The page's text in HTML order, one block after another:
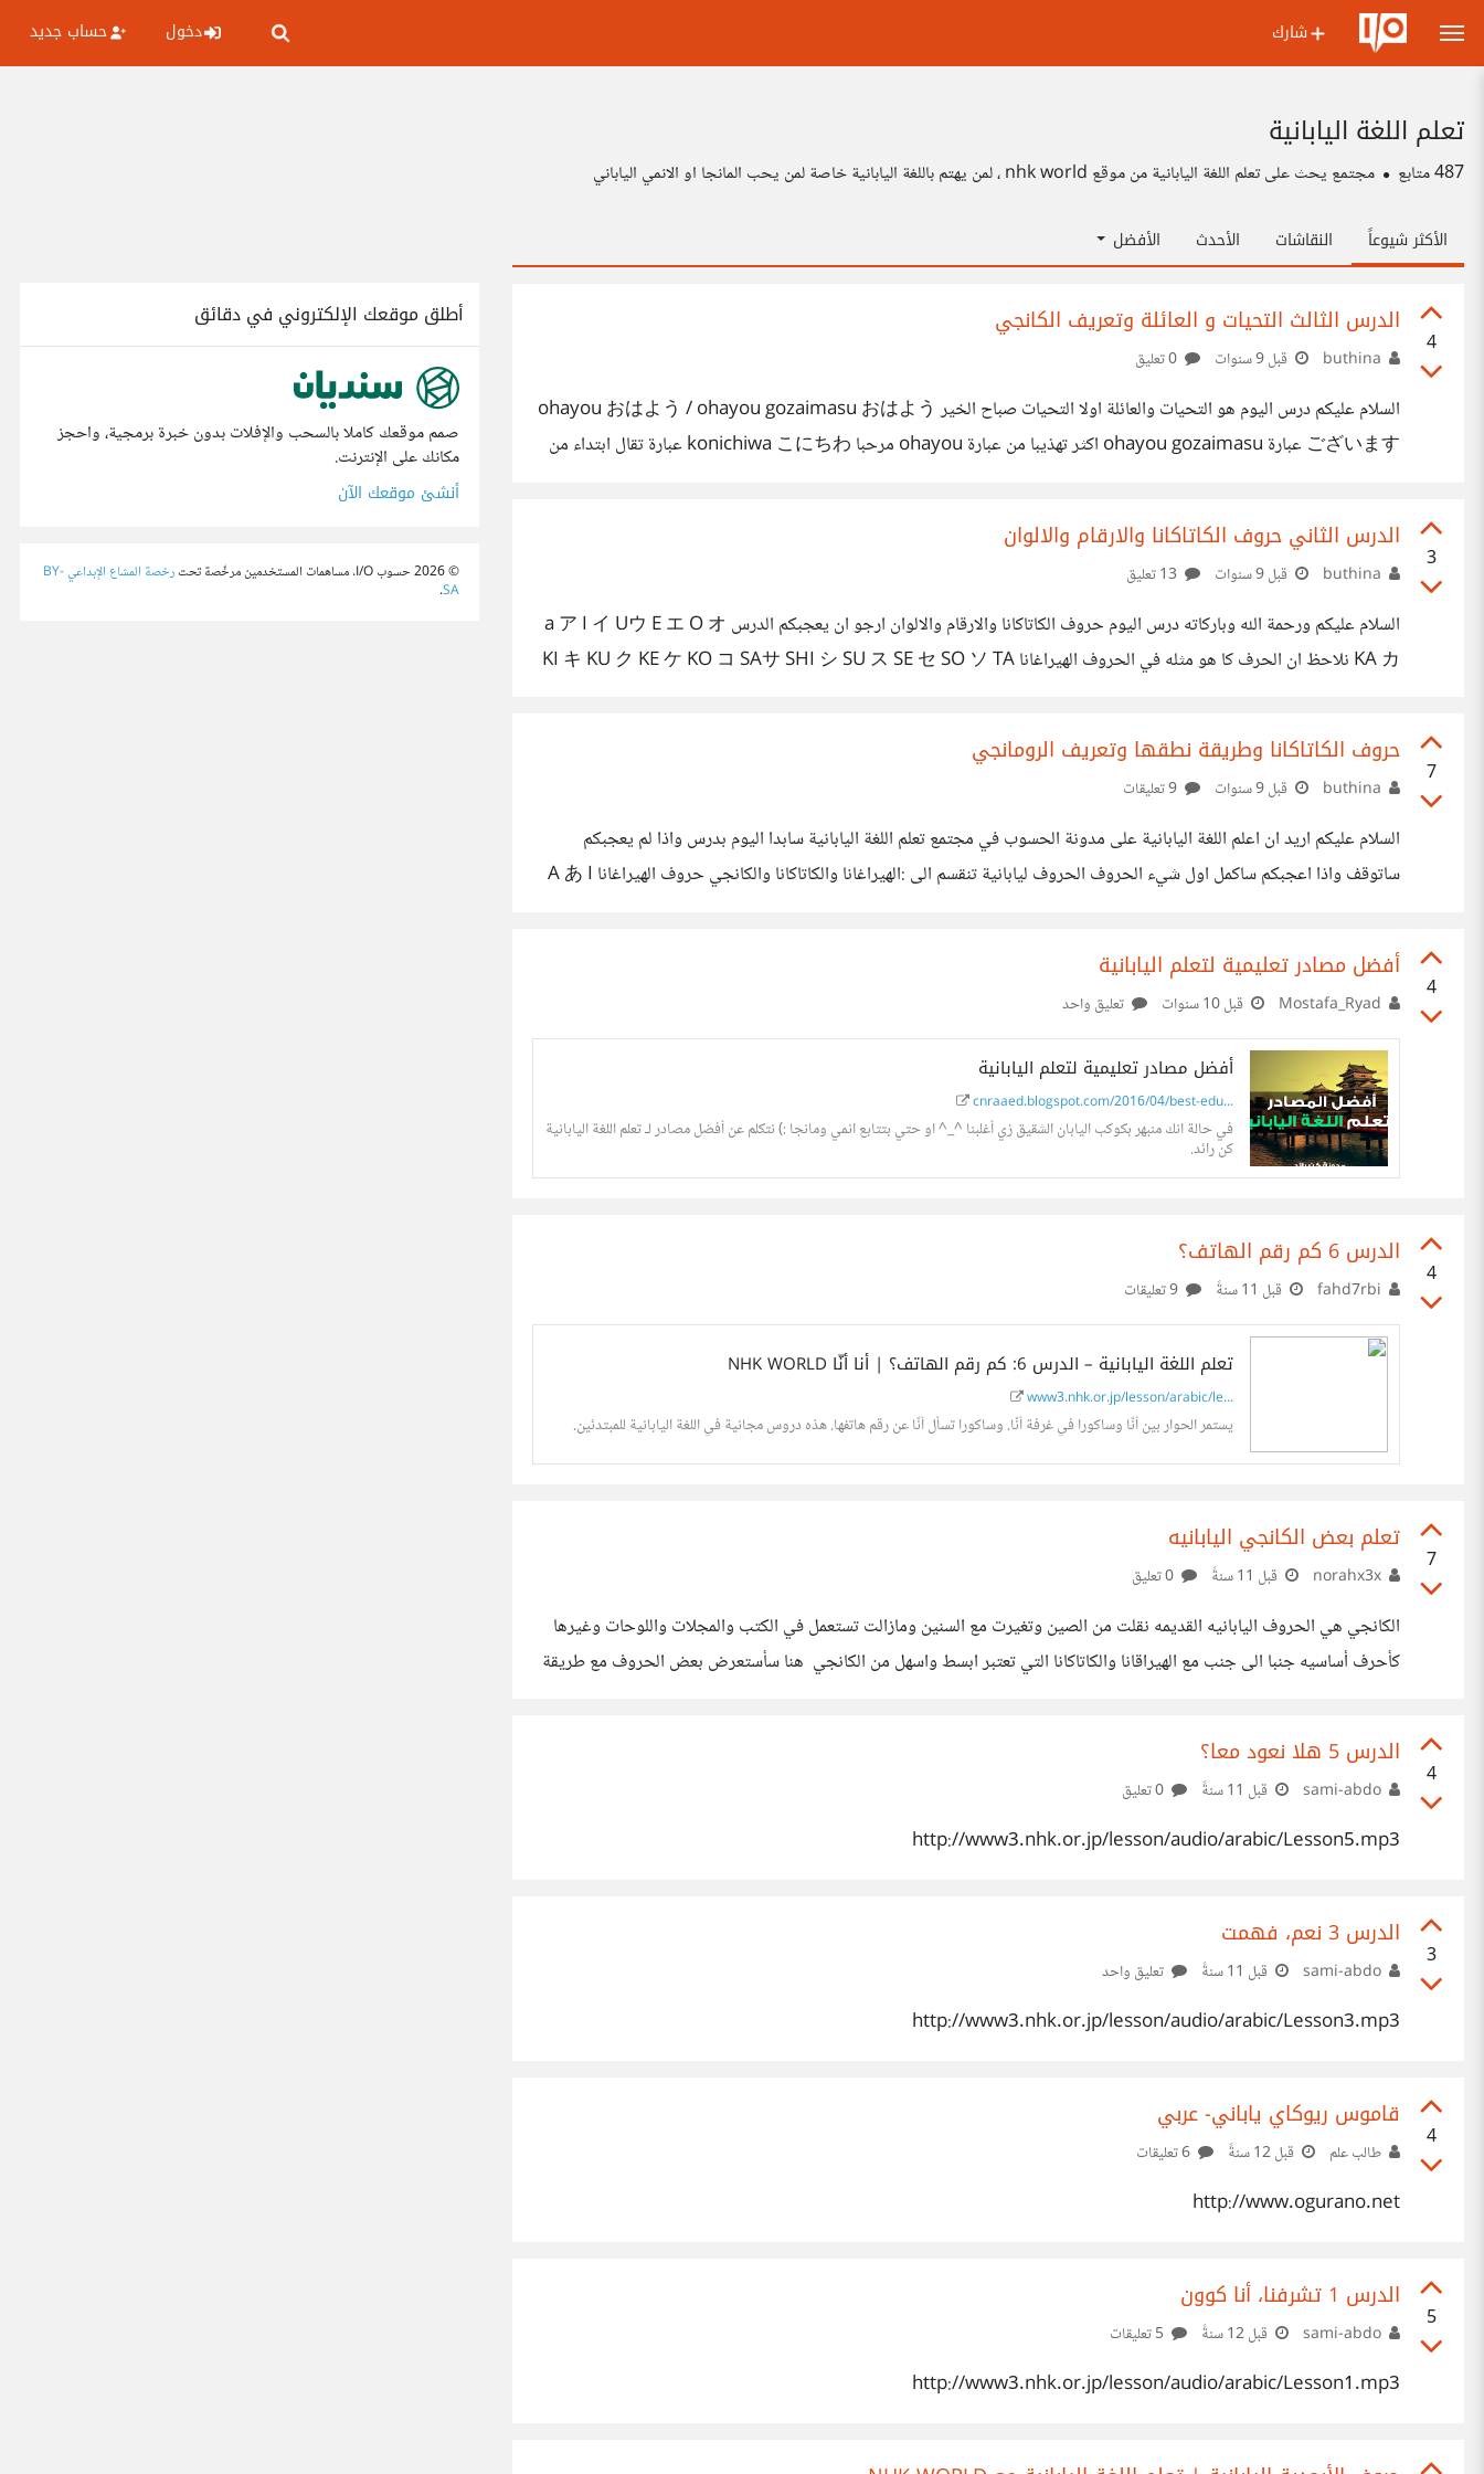
شارك دخول حساب جديد
تعلم اللغة اليابانية
487متابع مجتمع يحث على تعلم اللغة اليابانية من موقع nhk world ، لمن يهتم باللغة اليابانية خاصة لمن يحب المانجا او الانمي الياباني
الأكثر شيوعاً النقاشات الأحدث الأفضل
4
الدرس الثالث التحيات و العائلة وتعريف الكانجي
قبل 9 سنوات
السلام عليكم درس اليوم هو التحيات والعائلة اولا التحيات صباح الخير ohayou おはよう / ohayou gozaimasu おはよう
ございます عبارة ohayou gozaimasu اكثر تهذيبا من عبارة ohayou مرحبا konichiwa こにちわ عبارة تقال ابتداء من
ら الى اللقاء jana じゃな شكرا جزيلا : تنقسم هذه الجملة الى ثلاثة اجزاء وكلما كانت
3
الدرس الثاني حروف الكاتاكانا والارقام والالوان
قبل 9 سنوات
السلام عليكم ورحمة الله وباركاته درس اليوم حروف الكاتاكانا والارقام والالوان ارجو ان يعجبكم الدرس a ア I イ Uウ E エ O オ
KA カ نلاحظ ان الحرف كا هو مثله في الحروف الهيراغانا KI キ KU ク KE ケ KO コ SAサ SHI シ SU ス SE セ SO ソ TA
7
حروف الكاتاكانا وطريقة نطقها وتعريف الرومانجي
قبل 9 سنوات
السلام عليكم اريد ان اعلم اللغة اليابانية على مدونة الحسوب في مجتمع تعلم اللغة اليابانية سابدا اليوم بدرس واذا لم يعجبكم
ساتوقف واذا اعجبكم ساكمل اول شيء الحروف الحروف ليابانية تنقسم الى :الهيراغانا والكاتاكانا والكانجي حروف الهيراغانا A あ I
TO と NA な NI に
4
أفضل مصادر تعليمية لتعلم اليابانية
قبل 10 سنوات تعليق واحد
أفضل مصادر تعليمية لتعلم اليابانية
cnraaed.blogspot.com/2016/04/best-edu...
في حالة انك منبهر بكوكب اليابان الشقيق زي أغلبنا ^_^ او حتي بتتابع انمي ومانجا :) نتكلم عن أفضل مصادر لـ تعلم اللغة اليابانية
كن رائد.
4
الدرس 6 كم رقم الهاتف؟
قبل 11 سنةً
تعلم اللغة اليابانية – الدرس 6: كم رقم الهاتف؟ | أنا أنّا NHK WORLD
www3.nhk.or.jp/lesson/arabic/le...
يستمر الحوار بين أنّا وساكورا في غرفة أنّا. وساكورا تسأل أنّا عن رقم هاتفها. هذه دروس مجانية في اللغة اليابانية للمبتدئين.
7
تعلم بعض الكانجي اليابانيه
قبل 11 سنةً
الكانجي هي الحروف اليابانيه القديمه نقلت من الصين وتغيرت مع السنين ومازالت تستعمل في الكتب والمجلات واللوحات وغيرها
كأحرف أساسيه جنبا الى جنب مع الهيراقانا والكاتاكانا التي تعتبر ابسط واسهل من الكانجي هنا سأستعرض بعض الحروف مع طريقة
Ashikubi كاحل Ankle ____
4
الدرس 5 هلا نعود معا؟
قبل 11 سنةً
http://www3.nhk.or.jp/lesson/audio/arabic/Lesson5.mp3
3
الدرس 3 نعم، فهمت
قبل 11 سنةً تعليق واحد
http://www3.nhk.or.jp/lesson/audio/arabic/Lesson3.mp3
4
قاموس ريوكاي ياباني- عربي
طالب علم قبل 12 سنةً
http://www.ogurano.net
5
الدرس 1 تشرفنا، أنا كوون
قبل 12 سنةً
http://www3.nhk.or.jp/lesson/audio/arabic/Lesson1.mp3
أطلق موقعك الإلكتروني في دقائق
صمم موقعك كاملا بالسحب والإفلات بدون خبرة برمجية، واحجز
مكانك على الإنترنت.
أنشئ موقعك الآن
© 2026 حسوب I/O. مساهمات المستخدمين مرخّصة تحت
رخصة المشاع الإبداعي BY-
SA
.